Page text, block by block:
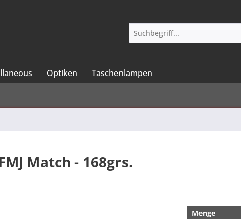
Optiken Taschenlampen
Match - 168grs.
Menge